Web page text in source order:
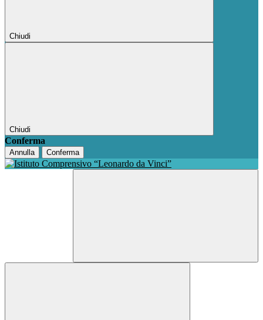
Chiudi
Chiudi
Conferma
Annulla Conferma